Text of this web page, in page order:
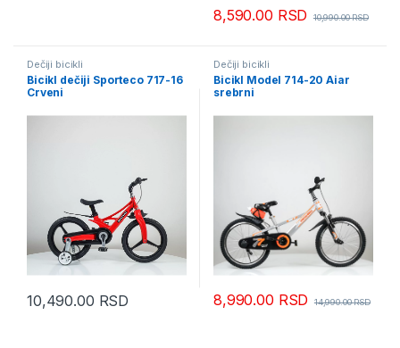
8,590.00 RSD 10,990.00RSD
Dečiji bicikli
Bicikl dečiji Sporteco 717-16
Crveni
10,490.00 RSD
Dečiji bicikli
Bicikl Model 714-20 Aiar
srebrni
8,990.00 RSD 14,990.00RSD